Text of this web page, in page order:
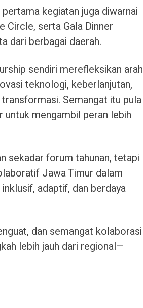
kegiatan juga diwarnai
Circle, serta Gala Dinner
dari berbagai daerah.
sendiri merefleksikan arah
teknologi, keberlanjutan,
Semangat itu pula
mengambil peran lebih
sekadar forum tahunan, tetapi
Jawa Timur dalam
adaptif, dan berdaya
dan semangat kolaborasi
lebih jauh dari regional—